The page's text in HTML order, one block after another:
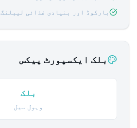
بارکوڈ اور بنیادی غذائی لیبلنگ
بلک ایکسپورٹ پیکس
بلک
وہول سیل